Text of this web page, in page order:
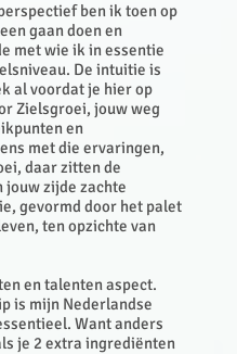
ben ik toen op
gaan doen en
met wie ik in essentie
De intuitie is
al voordat je hier op
Zielsgroei, jouw weg
en
met die ervaringen,
daar zitten de
jouw zijde zachte
gevormd door het palet
ten opzichte van
en talenten aspect.
is mijn Nederlandse
Want anders
je 2 extra ingrediënten